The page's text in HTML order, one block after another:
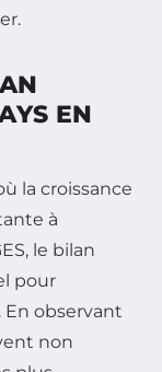
EN
la croissance
à
le bilan
pour
observant
non